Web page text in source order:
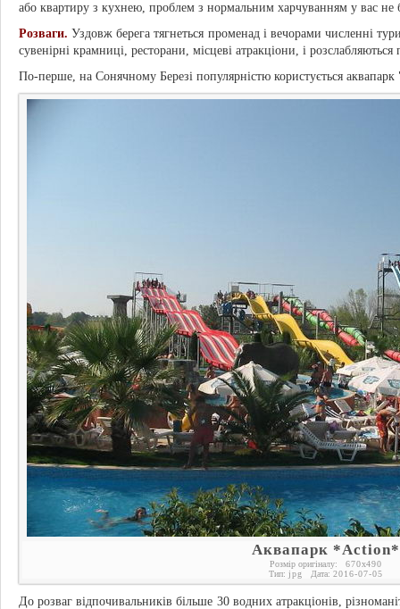
або квартиру з кухнею, проблем з нормальним харчуванням у вас не
Розваги. Уздовж берега тягнеться променад і вечорами численні
сувенірні крамниці, ресторани, місцеві атракціони, і
По-перше, на Сонячному Березі популярністю користується
Аквапарк *Action*
Розмір оригіналу: 670x490
Тип: jpg Дата: 2016-07-05
До розваг відпочивальників більше 30 водних атракціонів,